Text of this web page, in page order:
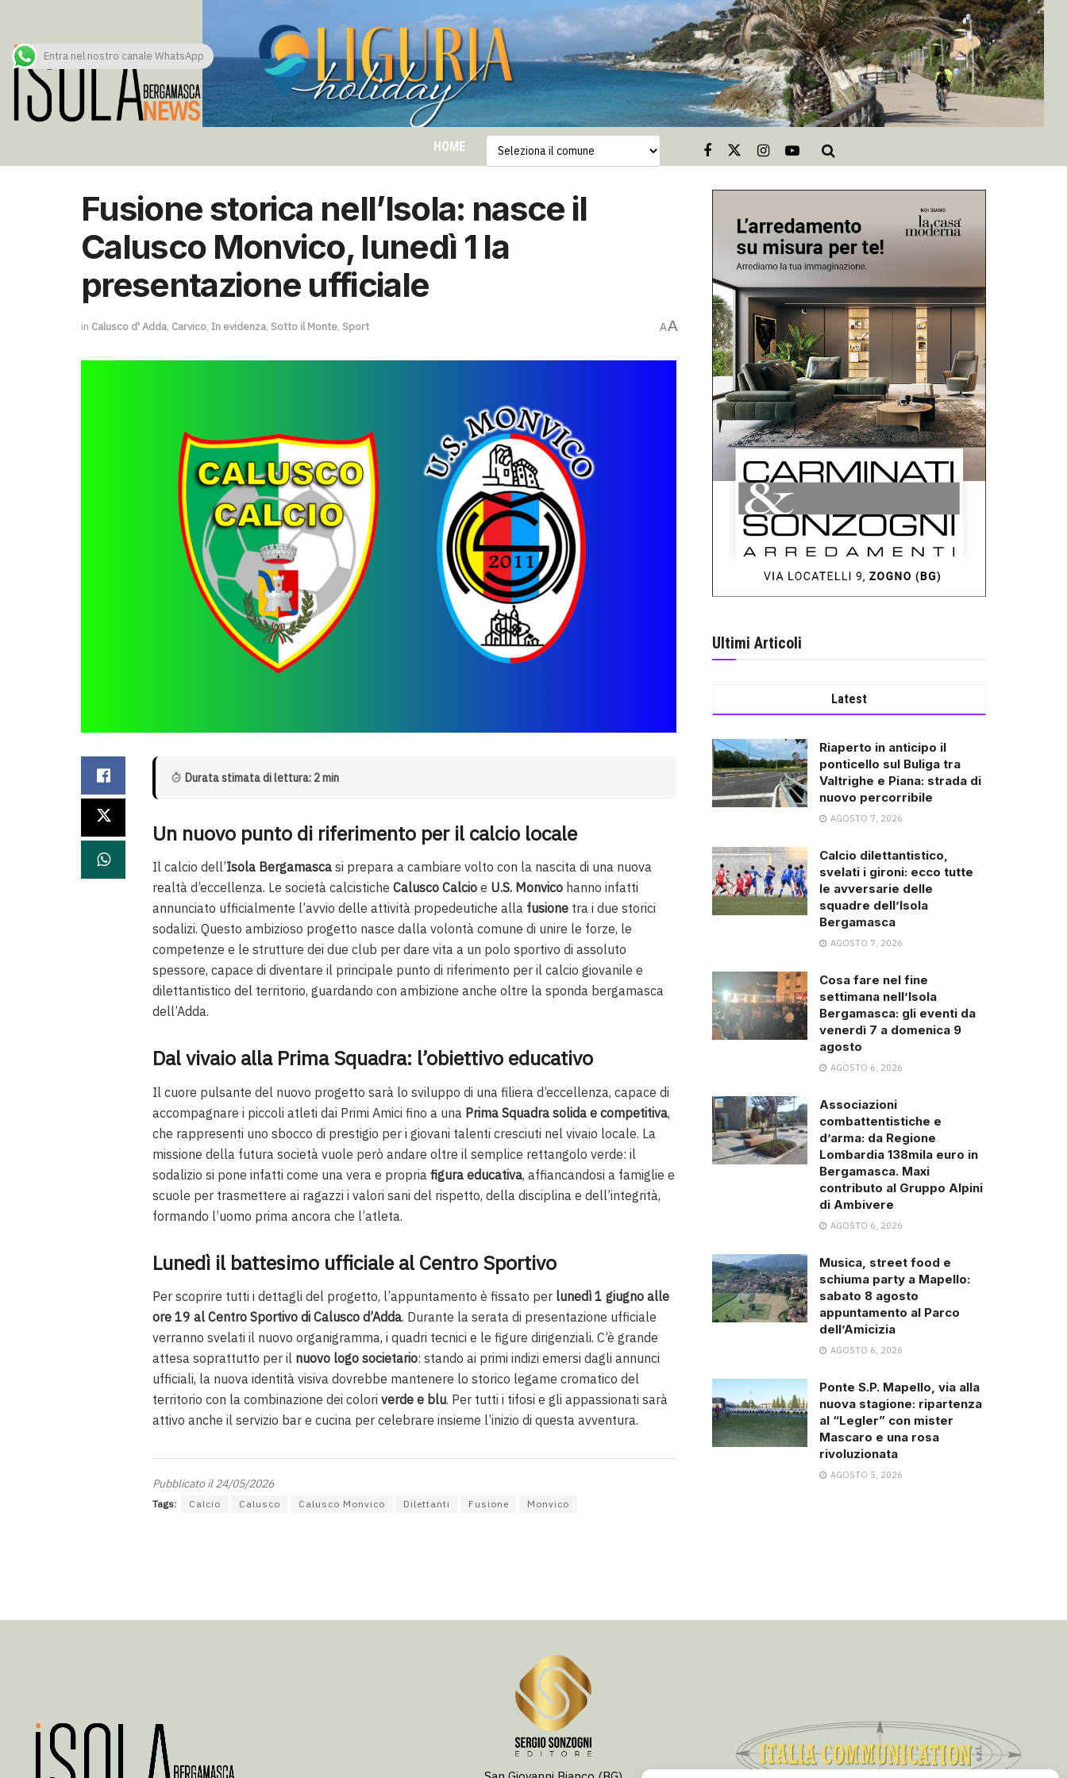
HOME
Fusione storica nell’Isola: nasce il
Calusco Monvico, lunedì 1 la
presentazione ufficiale
in Calusco d' Adda, Carvico, In evidenza, Sotto il Monte, Sport AA
Durata stimata di lettura: 2 min
Un nuovo punto di riferimento per il calcio locale
Il calcio dell’Isola Bergamasca si prepara a cambiare volto con la nascita di una nuova
realtà d’eccellenza. Le società calcistiche Calusco Calcio e U.S. Monvico hanno infatti
annunciato ufficialmente l’avvio delle attività propedeutiche alla fusione tra i due storici
sodalizi. Questo ambizioso progetto nasce dalla volontà comune di unire le forze, le
competenze e le strutture dei due club per dare vita a un polo sportivo di assoluto
spessore, capace di diventare il principale punto di riferimento per il calcio giovanile e
dilettantistico del territorio, guardando con ambizione anche oltre la sponda bergamasca
dell’Adda.
Dal vivaio alla Prima Squadra: l’obiettivo educativo
Il cuore pulsante del nuovo progetto sarà lo sviluppo di una filiera d’eccellenza, capace di
accompagnare i piccoli atleti dai Primi Amici fino a una Prima Squadra solida e competitiva,
che rappresenti uno sbocco di prestigio per i giovani talenti cresciuti nel vivaio locale. La
missione della futura società vuole però andare oltre il semplice rettangolo verde: il
sodalizio si pone infatti come una vera e propria figura educativa, affiancandosi a famiglie e
scuole per trasmettere ai ragazzi i valori sani del rispetto, della disciplina e dell’integrità,
formando l’uomo prima ancora che l’atleta.
Lunedì il battesimo ufficiale al Centro Sportivo
Per scoprire tutti i dettagli del progetto, l’appuntamento è fissato per lunedì 1 giugno alle
ore 19 al Centro Sportivo di Calusco d’Adda. Durante la serata di presentazione ufficiale
verranno svelati il nuovo organigramma, i quadri tecnici e le figure dirigenziali. C’è grande
attesa soprattutto per il nuovo logo societario: stando ai primi indizi emersi dagli annunci
ufficiali, la nuova identità visiva dovrebbe mantenere lo storico legame cromatico del
territorio con la combinazione dei colori verde e blu. Per tutti i tifosi e gli appassionati sarà
attivo anche il servizio bar e cucina per celebrare insieme l’inizio di questa avventura.
Pubblicato il 24/05/2026
Tags: Calcio Calusco Calusco Monvico Dilettanti Fusione Monvico
Ultimi Articoli
Latest
Riaperto in anticipo il
ponticello sul Buliga tra
Valtrighe e Piana: strada di
nuovo percorribile
AGOSTO 7, 2026
Calcio dilettantistico,
svelati i gironi: ecco tutte
le avversarie delle
squadre dell’Isola
Bergamasca
AGOSTO 7, 2026
Cosa fare nel fine
settimana nell’Isola
Bergamasca: gli eventi da
venerdì 7 a domenica 9
agosto
AGOSTO 6, 2026
Associazioni
combattentistiche e
d’arma: da Regione
Lombardia 138mila euro in
Bergamasca. Maxi
contributo al Gruppo Alpini
di Ambivere
AGOSTO 6, 2026
Musica, street food e
schiuma party a Mapello:
sabato 8 agosto
appuntamento al Parco
dell’Amicizia
AGOSTO 6, 2026
Ponte S.P. Mapello, via alla
nuova stagione: ripartenza
al “Legler” con mister
Mascaro e una rosa
rivoluzionata
AGOSTO 5, 2026
Entra nel nostro canale WhatsApp